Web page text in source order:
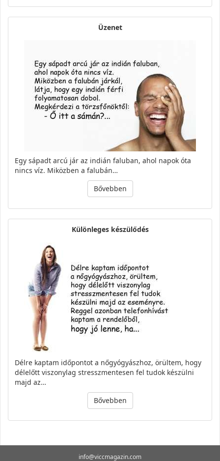
Üzenet
Egy sápadt arcú jár az indián faluban, ahol napok óta
nincs víz. Miközben a falubán…
Bővebben
Különleges készülődés
Délre kaptam időpontot a nőgyógyászhoz, örültem, hogy
délelőtt viszonylag stresszmentesen fel tudok készülni
majd az…
Bővebben
info@viccmagazin.com